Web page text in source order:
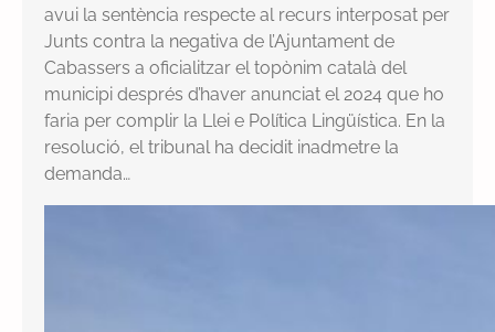
avui la sentència respecte al recurs interposat per
Junts contra la negativa de l’Ajuntament de
Cabassers a oficialitzar el topònim català del
municipi després d’haver anunciat el 2024 que ho
faria per complir la Llei e Política Lingüística. En la
resolució, el tribunal ha decidit inadmetre la
demanda…